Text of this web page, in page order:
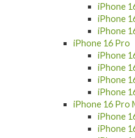
iPhone
iPhone
iPhone
iPhone 16 Pro
iPhone
iPhone
iPhone
iPhone
iPhone 16 Pro
iPhone
iPhone